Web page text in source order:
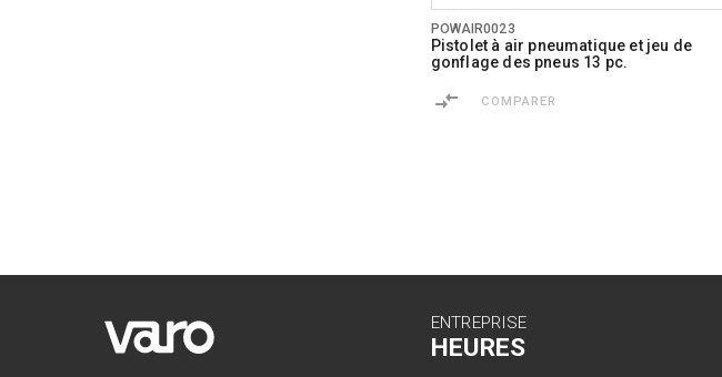
POWAIR0023
Pistolet à air pneumatique et jeu de
gonflage des pneus 13 pc.
COMPARER
ENTREPRISE
HEURES